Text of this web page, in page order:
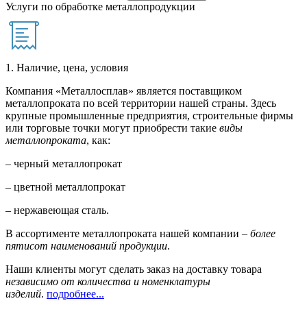
Услуги по обработке металлопродукции
1. Наличие, цена, условия
Компания «Металлосплав» является поставщиком
металлопроката по всей территории нашей страны. Здесь
крупные промышленные предприятия, строительные фирмы
или торговые точки могут приобрести такие виды
металлопроката, как:
– черный металлопрокат
– цветной металлопрокат
– нержавеющая сталь.
В ассортименте металлопроката нашей компании – более
пятисот наименований продукции.
Наши клиенты могут сделать заказ на доставку товара
независимо от количества и номенклатуры
изделий. подробнее...